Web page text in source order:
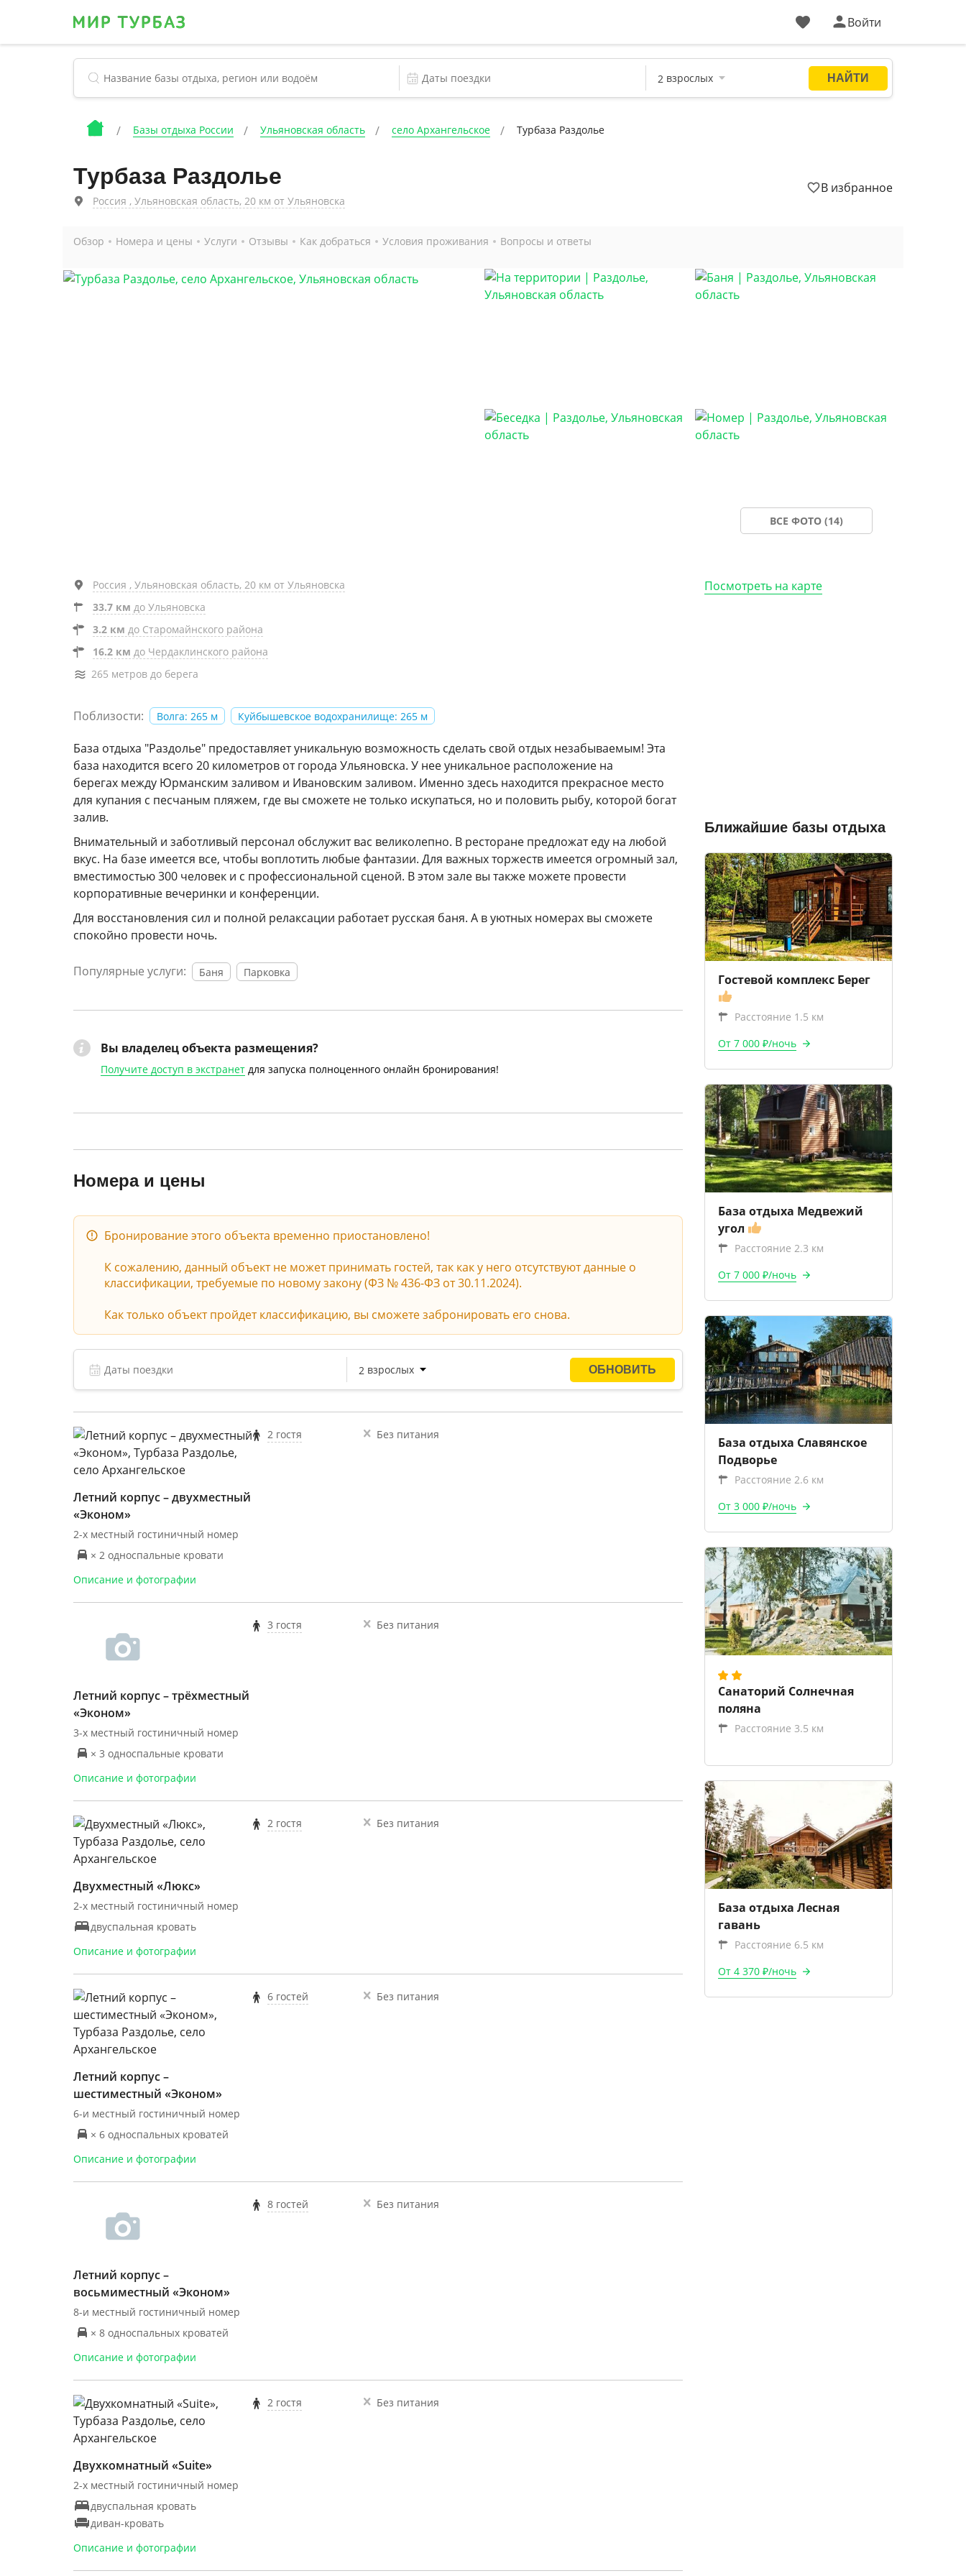
Войти
Базы отдыха России Ульяновская область село Архангельское Турбаза Раздолье
Турбаза Раздолье
Россия , Ульяновская область, 20 км от Ульяновска
В избранное
Обзор Номера и цены Услуги Отзывы Как добраться Условия проживания Вопросы и ответы
ВСЕ ФОТО (14)
Россия , Ульяновская область, 20 км от Ульяновска
33.7 км до Ульяновска
3.2 км до Старомайнского района
16.2 км до Чердаклинского района
265 метров до берега
Поблизости: Волга: 265 м Куйбышевское водохранилище: 265 м
База отдыха "Раздолье" предоставляет уникальную возможность сделать свой отдых незабываемым! Эта
база находится всего 20 километров от города Ульяновска. У нее уникальное расположение на
берегах между Юрманским заливом и Ивановским заливом. Именно здесь находится прекрасное место
для купания с песчаным пляжем, где вы сможете не только искупаться, но и половить рыбу, которой богат
залив.
Внимательный и заботливый персонал обслужит вас великолепно. В ресторане предложат еду на любой
вкус. На базе имеется все, чтобы воплотить любые фантазии. Для важных торжеств имеется огромный зал,
вместимостью 300 человек и с профессиональной сценой. В этом зале вы также можете провести
корпоративные вечеринки и конференции.
Для восстановления сил и полной релаксации работает русская баня. А в уютных номерах вы сможете
спокойно провести ночь.
Популярные услуги: Баня Парковка
Вы владелец объекта размещения?
Получите доступ в экстранет для запуска полноценного онлайн бронирования!
Номера и цены
Бронирование этого объекта временно приостановлено!
К сожалению, данный объект не может принимать гостей, так как у него отсутствуют данные о
классификации, требуемые по новому закону (ФЗ № 436-ФЗ от 30.11.2024).
Как только объект пройдет классификацию, вы сможете забронировать его снова.
Летний корпус – двухместный
«Эконом»
2-х местный гостиничный номер
× 2 односпальные кровати
Описание и фотографии
2 гостя Без питания
Летний корпус – трёхместный
«Эконом»
3-х местный гостиничный номер
× 3 односпальные кровати
Описание и фотографии
3 гостя Без питания
Двухместный «Люкс»
2-х местный гостиничный номер
двуспальная кровать
Описание и фотографии
2 гостя Без питания
Летний корпус –
шестиместный «Эконом»
6-и местный гостиничный номер
× 6 односпальных кроватей
Описание и фотографии
6 гостей Без питания
Летний корпус –
восьмиместный «Эконом»
8-и местный гостиничный номер
× 8 односпальных кроватей
Описание и фотографии
8 гостей Без питания
Двухкомнатный «Suite»
2-х местный гостиничный номер
двуспальная кровать
диван-кровать
Описание и фотографии
2 гостя Без питания
Посмотреть на карте
Ближайшие базы отдыха
Гостевой комплекс Берег
Расстояние 1.5 км
От 7 000 ₽/ночь
База отдыха Медвежий
угол
Расстояние 2.3 км
От 7 000 ₽/ночь
База отдыха Славянское
Подворье
Расстояние 2.6 км
От 3 000 ₽/ночь
Санаторий Солнечная
поляна
Расстояние 3.5 км
База отдыха Лесная
гавань
Расстояние 6.5 км
От 4 370 ₽/ночь